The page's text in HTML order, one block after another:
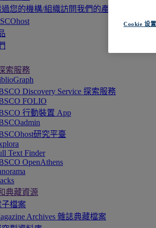
您的機構/組織訪問我們的產品，即刻開
索服務
Discovery Service 探索服務
FOLIO
行動裝置 App
研究平臺
Text Finder
OpenAthens
典藏資源
子檔案
Archives 雜誌典藏檔案
Cookie 设置